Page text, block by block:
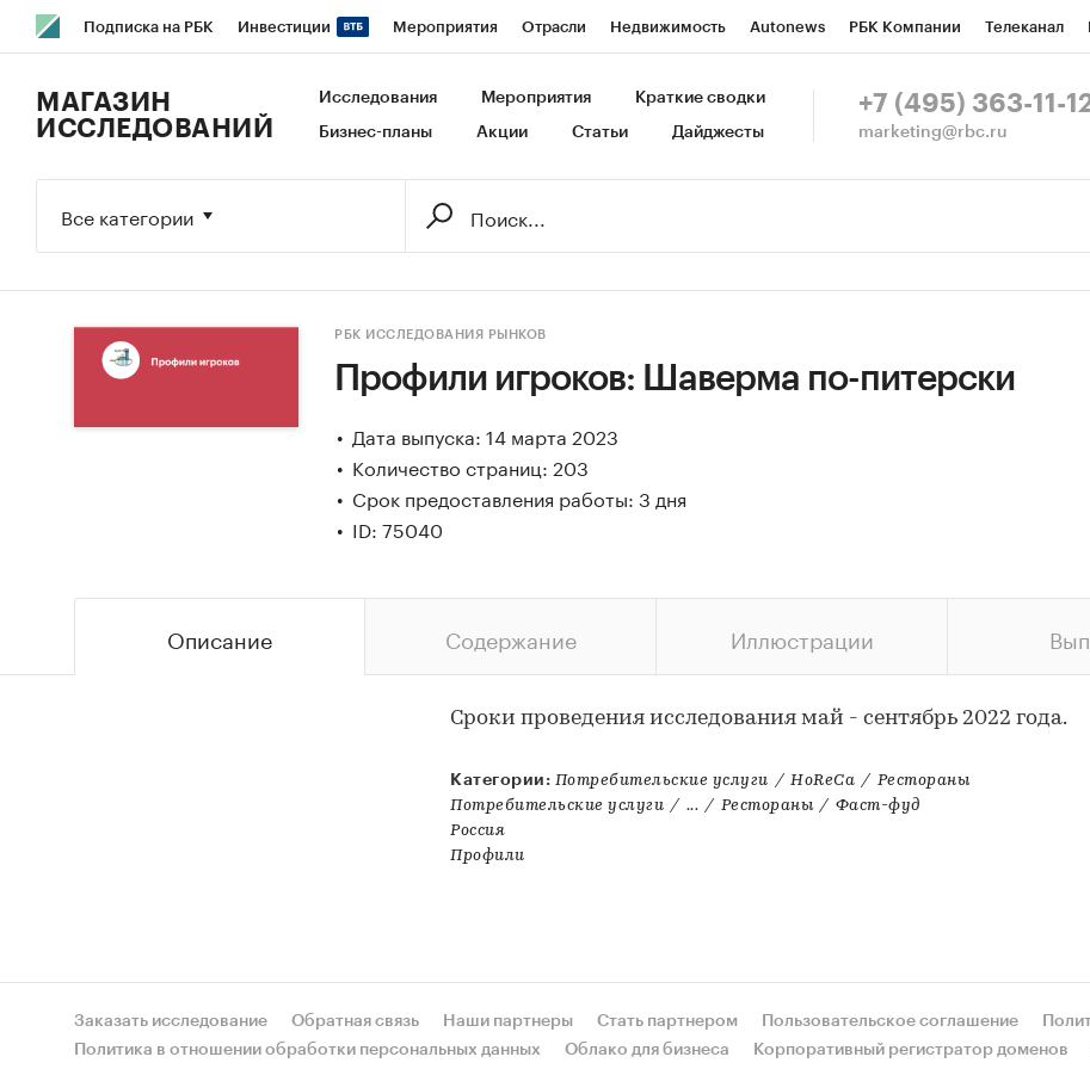
Подписка на РБК Инвестиции Мероприятия Отрасли Недвижимость Autonews РБК Компании Телеканал
Исследования Кредитные рейтинги Франшизы Газета Спецпроекты СПб Конференции СПб Спецпроекты
МАГАЗИН
ИССЛЕДОВАНИЙ
Исследования Мероприятия Краткие сводки
Бизнес-планы Акции Статьи Дайджесты
+7 (495) 363-11-
marketing@rbc.ru
Все категории
РБК ИССЛЕДОВАНИЯ РЫНКОВ
Профили игроков: Шаверма по-питерски
Дата выпуска: 14 марта 2023
Количество страниц: 203
Срок предоставления работы: 3 дня
ID: 75040
Описание Содержание Иллюстрации
Сроки проведения исследования май - сентябрь 2022 года.
Категории: Потребительские услуги / HoReCa / Рестораны
Потребительские услуги / ... / Рестораны / Фаст-фуд
Россия
Профили
Заказать исследование Обратная связь Наши партнеры Стать партнером Пользовательское соглашение
Политика в отношении обработки персональных данных
Облако для бизнеса Корпоративный регистратор доменов